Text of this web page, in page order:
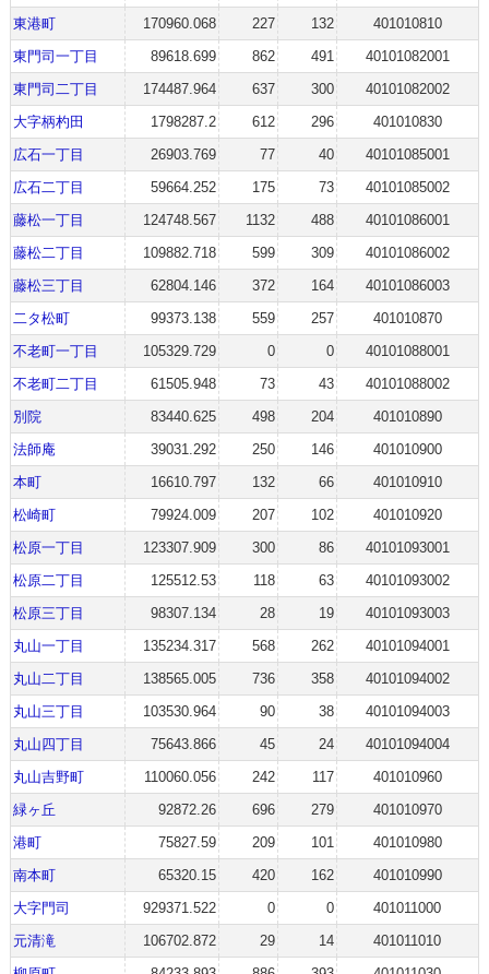
東港町
170960.068 227 132
401010810
東門司一丁目
89618.699 862 491
40101082001
東門司二丁目
174487.964 637 300
40101082002
大字柄杓田
1798287.2 612 296
401010830
広石一丁目
26903.769 77 40
40101085001
広石二丁目
59664.252 175 73
40101085002
藤松一丁目
124748.567 1132 488
40101086001
藤松二丁目
109882.718 599 309
40101086002
藤松三丁目
62804.146 372 164
40101086003
二タ松町
99373.138 559 257
401010870
不老町一丁目
105329.729 0 0
40101088001
不老町二丁目
61505.948 73 43
40101088002
別院
83440.625 498 204
401010890
法師庵
39031.292 250 146
401010900
本町
16610.797 132 66
401010910
松崎町
79924.009 207 102
401010920
松原一丁目
123307.909 300 86
40101093001
松原二丁目
125512.53 118 63
40101093002
松原三丁目
98307.134 28 19
40101093003
丸山一丁目
135234.317 568 262
40101094001
丸山二丁目
138565.005 736 358
40101094002
丸山三丁目
103530.964 90 38
40101094003
丸山四丁目
75643.866 45 24
40101094004
丸山吉野町
110060.056 242 117
401010960
緑ヶ丘
92872.26 696 279
401010970
港町
75827.59 209 101
401010980
南本町
65320.15 420 162
401010990
大字門司
929371.522 0 0
401011000
元清滝
106702.872 29 14
401011010